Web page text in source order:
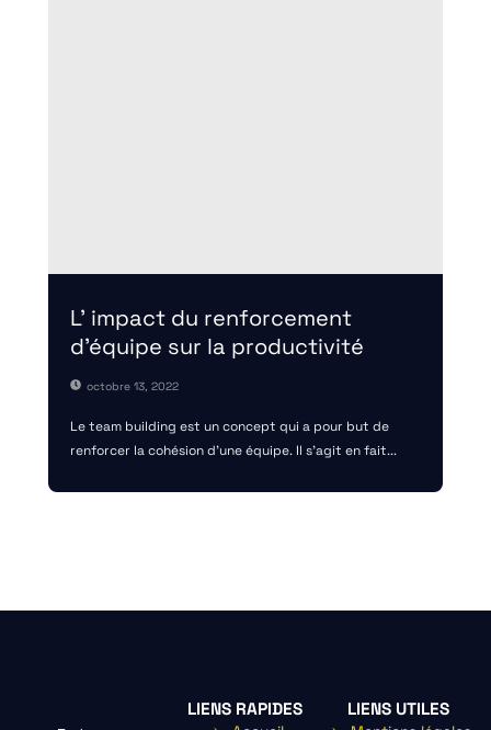
L’ impact du renforcement
d’équipe sur la productivité
octobre 13, 2022
Le team building est un concept qui a pour but de
renforcer la cohésion d’une équipe. Il s’agit en fait...
LIENS RAPIDES LIENS UTILES